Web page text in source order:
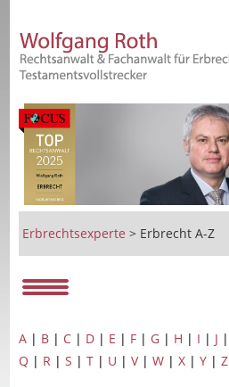
Erbrechtsexperte > Erbrecht A-Z
A | B | C | D | E | F | G | H | I | J |
Q | R |S |T | U |V|W |X |Y |Z